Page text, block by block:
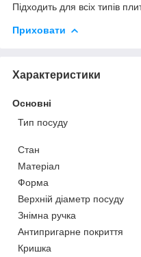
Підходить для всіх типів
Приховати
Характеристики
Основні
Тип посуду
Стан
Матеріал
Форма
Верхній діаметр посуду
Знімна ручка
Антипригарне покриття
Кришка